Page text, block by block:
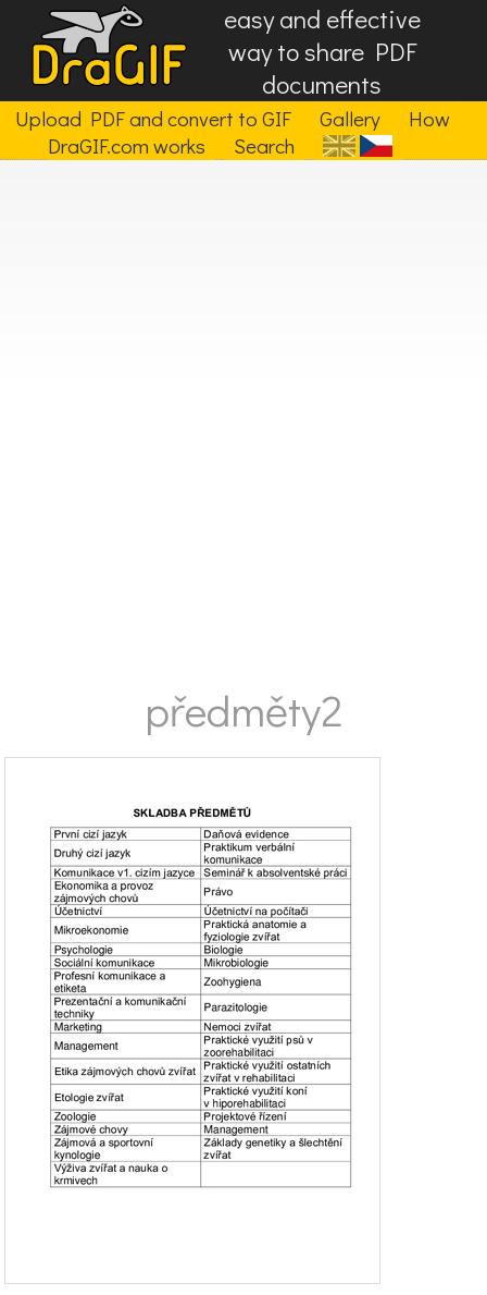
easy and effective
way to share PDF
documents
Upload PDF and convert to GIF Gallery
How
DraGIF.com works
Search
předměty2